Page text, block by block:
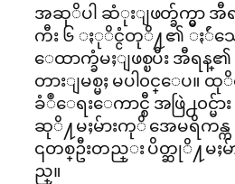
အဆုိပါ ဆံုးျဖတ္ခ်က္မွာ အီ
ကီး ၆ ႏုိင္ငံတုိ႔၏ ႏ်ဴ
ေထာက္ခံမႈျဖစ္ၿပီး အီရန္၏
တားျမစ္မႈ မပါ၀င္ေပ
ခံဳေရးေကာင္စီ အဖြဲ႕၀င္မ်ာ
ဆုိ႔မႈမ်ားကုိ အေမရိကန္
၎တစ္ဦးတည္း ပိတ္ဆုိ႔မႈမ်
ည္။